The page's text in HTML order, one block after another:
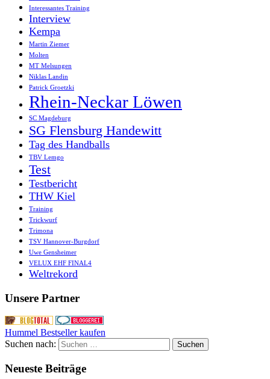
Interessantes Training
Interview
Kempa
Martin Ziemer
Molten
MT Melsungen
Niklas Landin
Patrick Groetzki
Rhein-Neckar Löwen
SC Magdeburg
SG Flensburg Handewitt
Tag des Handballs
TBV Lemgo
Test
Testbericht
THW Kiel
Training
Trickwurf
Trimona
TSV Hannover-Burgdorf
Uwe Gensheimer
VELUX EHF FINAL4
Weltrekord
Unsere Partner
Hummel Bestseller kaufen
Suchen nach:
Neueste Beiträge